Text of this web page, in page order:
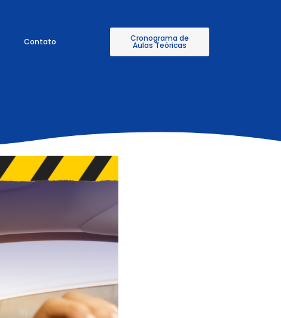
Contato Cronograma de
Aulas Teóricas